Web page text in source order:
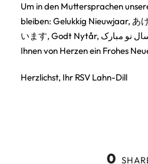
Um in den Muttersprachen
bleiben: Gelukkig Nieuwjaar, あ
います, Godt Nytår, سال نو مبارک und Happy New Year –
Ihnen von Herzen ein Frohes
Herzlichst, Ihr RSV Lahn-Dill
0